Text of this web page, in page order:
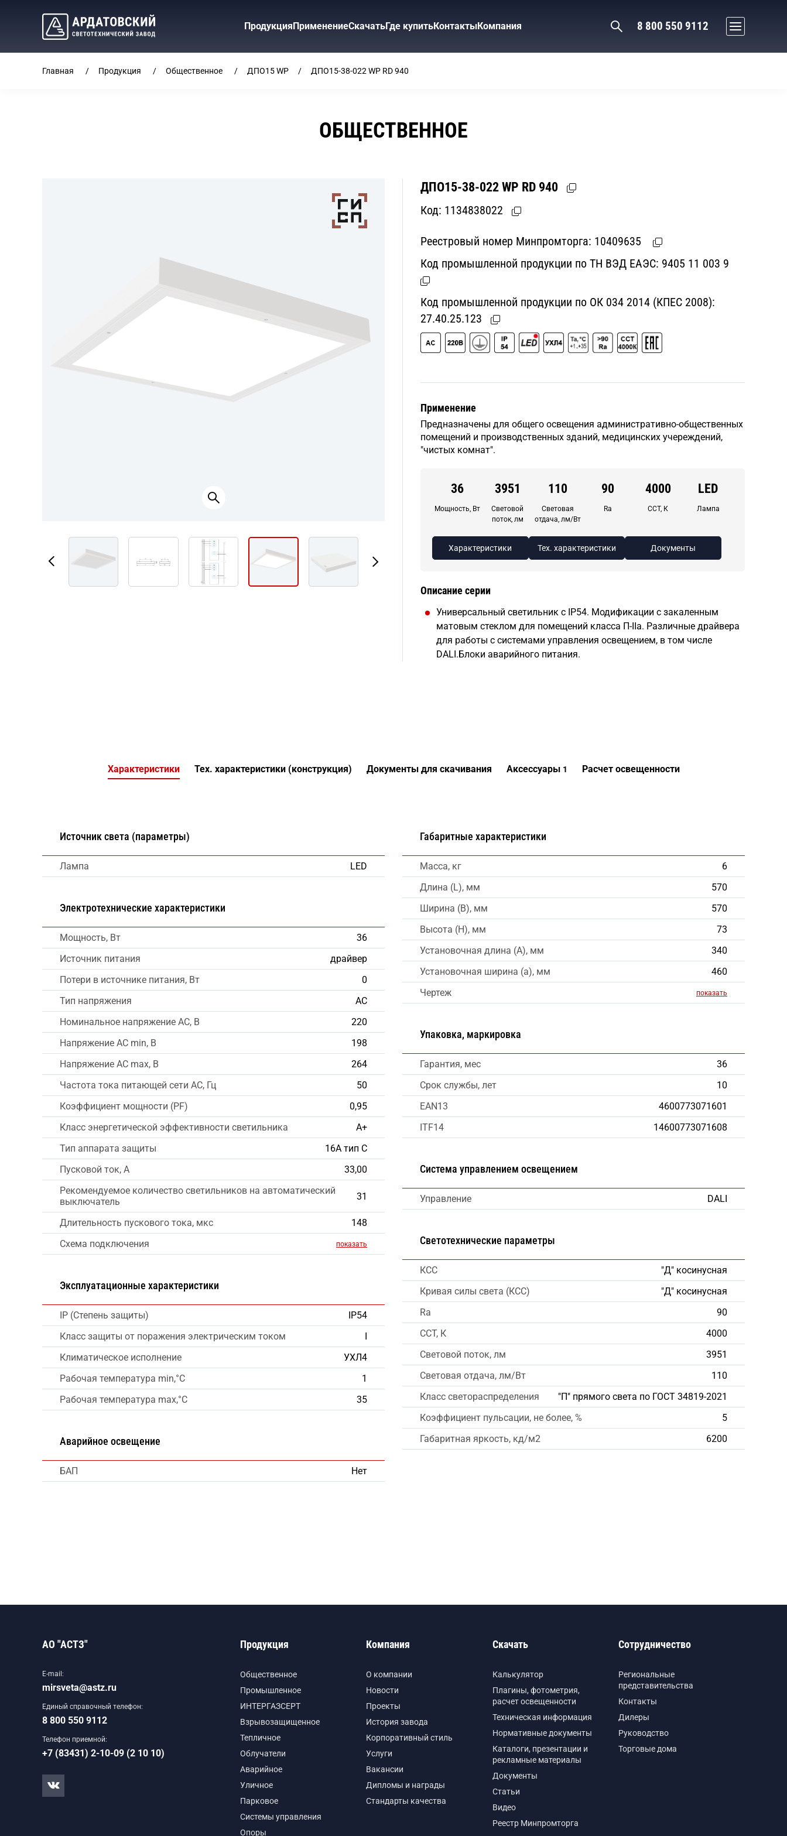
ПродукцияПрименениеСкачатьГде купитьКонтактыКомпания 8 800 550 9112
Главная Продукция Общественное ДПО15 WP ДПО15-38-022 WP RD 940
ОБЩЕСТВЕННОЕ
ДПО15-38-022 WP RD 940
Код: 1134838022
Реестровый номер Минпромторга: 10409635
Код промышленной продукции по ТН ВЭД ЕАЭС: 9405 11 003 9
Код промышленной продукции по ОК 034 2014 (КПЕС 2008):
27.40.25.123
Применение
Предназначены для общего освещения административно-общественных
помещений и производственных зданий, медицинских учереждений,
"чистых комнат".
36
Мощность, Вт
3951
Световой
поток, лм
110
Световая
отдача, лм/Вт
90
Ra
4000
CCT, К
LED
Лампа
Характеристики Тех. характеристики Документы
Описание серии
Универсальный светильник с IP54. Модификации с закаленным
матовым стеклом для помещений класса П-IIа. Различные драйвера
для работы с системами управления освещением, в том числе
DALI.Блоки аварийного питания.
Характеристики Тех. характеристики (конструкция) Документы для скачивания Аксессуары 1 Расчет освещенности
Источник света (параметры)
Лампа LED
Электротехнические характеристики
Мощность, Вт
36
Источник питания
драйвер
Потери в источнике питания, Вт
0
Тип напряжения
AC
Номинальное напряжение AC, В
220
Напряжение AC min, В
198
Напряжение AC max, В
264
Частота тока питающей сети AC, Гц
50
Коэффициент мощности (PF)
0,95
Класс энергетической эффективности светильника
А+
Тип аппарата защиты
16А тип С
Пусковой ток, А
33,00
Рекомендуемое количество светильников на автоматический
выключатель
31
Длительность пускового тока, мкс
148
Схема подключения
показать
Эксплуатационные характеристики
IP (Степень защиты)
IP54
Класс защиты от поражения электрическим током
I
Климатическое исполнение
УХЛ4
Рабочая температура min,°C
1
Рабочая температура max,°C
35
Аварийное освещение
БАП Нет
Габаритные характеристики
Масса, кг
6
Длина (L), мм
570
Ширина (B), мм
570
Высота (H), мм
73
Установочная длина (A), мм
340
Установочная ширина (a), мм
460
Чертеж
показать
Упаковка, маркировка
Гарантия, мес
36
Срок службы, лет
10
EAN13
4600773071601
ITF14
14600773071608
Система управлением освещением
Управление DALI
Светотехнические параметры
КСС
"Д" косинусная
Кривая силы света (КСС)
"Д" косинусная
Ra
90
CCT, К
4000
Световой поток, лм
3951
Световая отдача, лм/Вт
110
Класс светораспределения
"П" прямого света по ГОСТ 34819-2021
Коэффициент пульсации, не более, %
5
Габаритная яркость, кд/м2
6200
АО "АСТЗ"
E-mail:
mirsveta@astz.ru
Единый справочный телефон:
8 800 550 9112
Телефон приемной:
+7 (83431) 2-10-09 (2 10 10)
Продукция
Общественное
Промышленное
ИНТЕРГАЗСЕРТ
Взрывозащищенное
Тепличное
Облучатели
Аварийное
Уличное
Парковое
Системы управления
Опоры
Компания
О компании
Новости
Проекты
История завода
Корпоративный стиль
Услуги
Вакансии
Дипломы и награды
Стандарты качества
Скачать
Калькулятор
Плагины, фотометрия,
расчет освещенности
Техническая информация
Нормативные документы
Каталоги, презентации и
рекламные материалы
Документы
Статьи
Видео
Реестр Минпромторга
Сотрудничество
Региональные
представительства
Контакты
Дилеры
Руководство
Торговые дома